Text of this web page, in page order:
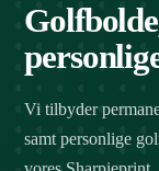
Vi tilbyder
samt personlige